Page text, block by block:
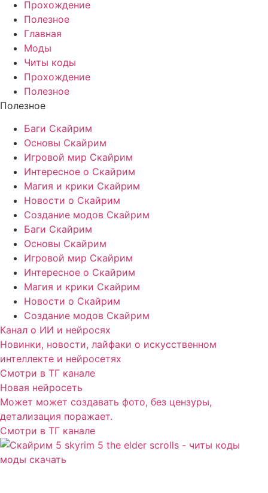
Прохождение
Полезное
Главная
Моды
Читы коды
Прохождение
Полезное
Полезное
Баги Скайрим
Основы Скайрим
Игровой мир Скайрим
Интересное о Скайрим
Магия и крики Скайрим
Новости о Скайрим
Создание модов Скайрим
Баги Скайрим
Основы Скайрим
Игровой мир Скайрим
Интересное о Скайрим
Магия и крики Скайрим
Новости о Скайрим
Создание модов Скайрим
Канал о ИИ и нейросях
Новинки, новости, лайфаки о искусственном
интеллекте и нейросетях
Смотри в ТГ канале
Новая нейросеть
Может может создавать фото, без цензуры,
детализация поражает.
Смотри в ТГ канале